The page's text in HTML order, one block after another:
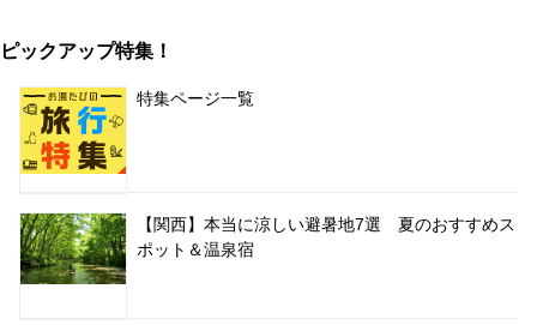
ピックアップ特集！
特集ページ一覧
【関西】本当に涼しい避暑地7選 夏のおすすめス
ポット＆温泉宿